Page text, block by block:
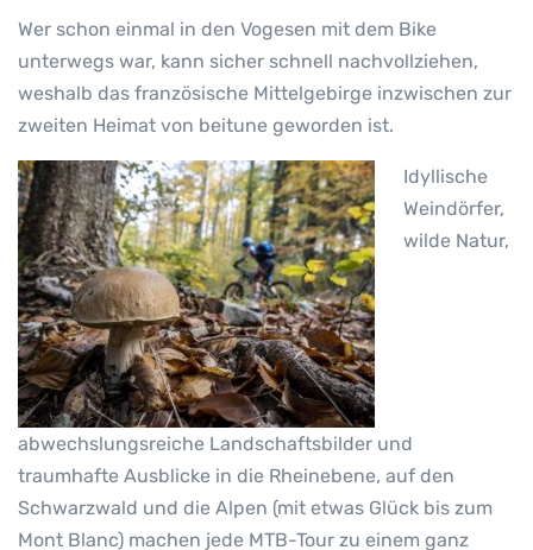
Wer schon einmal in den Vogesen mit dem Bike
unterwegs war, kann sicher schnell nachvollziehen,
weshalb das französische Mittelgebirge inzwischen zur
zweiten Heimat von beitune geworden ist.
Idyllische
Weindörfer,
wilde Natur,
abwechslungsreiche Landschaftsbilder und
traumhafte Ausblicke in die Rheinebene, auf den
Schwarzwald und die Alpen (mit etwas Glück bis zum
Mont Blanc) machen jede MTB-Tour zu einem ganz